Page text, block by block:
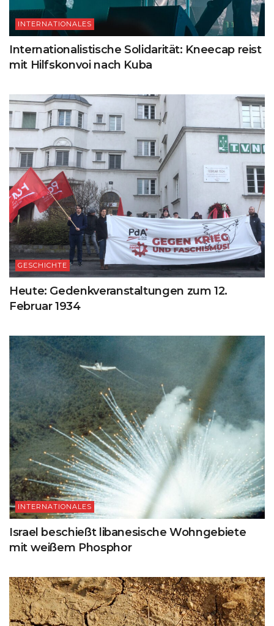
INTERNATIONALES
Internationalistische Solidarität: Kneecap reist
mit Hilfskonvoi nach Kuba
GESCHICHTE
Heute: Gedenkveranstaltungen zum 12.
Februar 1934
INTERNATIONALES
Israel beschießt libanesische Wohngebiete
mit weißem Phosphor